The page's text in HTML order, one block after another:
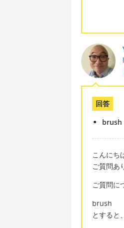
回答
brush
こんにち
ご質問あ
ご質問に
brush
とすると